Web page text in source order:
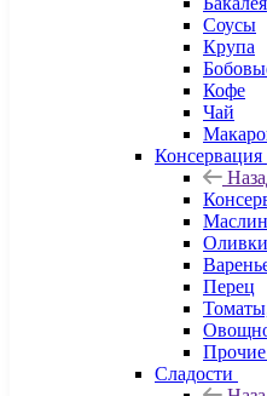
Соусы
Крупа
Кофе
Чай
Консервация
Оливки
Перец
Сладости